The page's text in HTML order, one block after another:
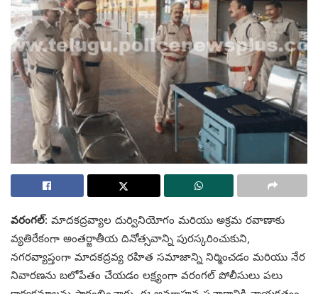
వరంగల్: మాదకద్రవ్యాల దుర్వినియోగం మరియు అక్రమ రవాణాకు
వ్యతిరేకంగా అంతర్జాతీయ దినోత్సవాన్ని పురస్కరించుకుని,
నగరవ్యాప్తంగా మాదకద్రవ్య రహిత సమాజాన్ని నిర్మించడం మరియు నేర
నివారణను బలోపేతం చేయడం లక్ష్యంగా వరంగల్ పోలీసులు పలు